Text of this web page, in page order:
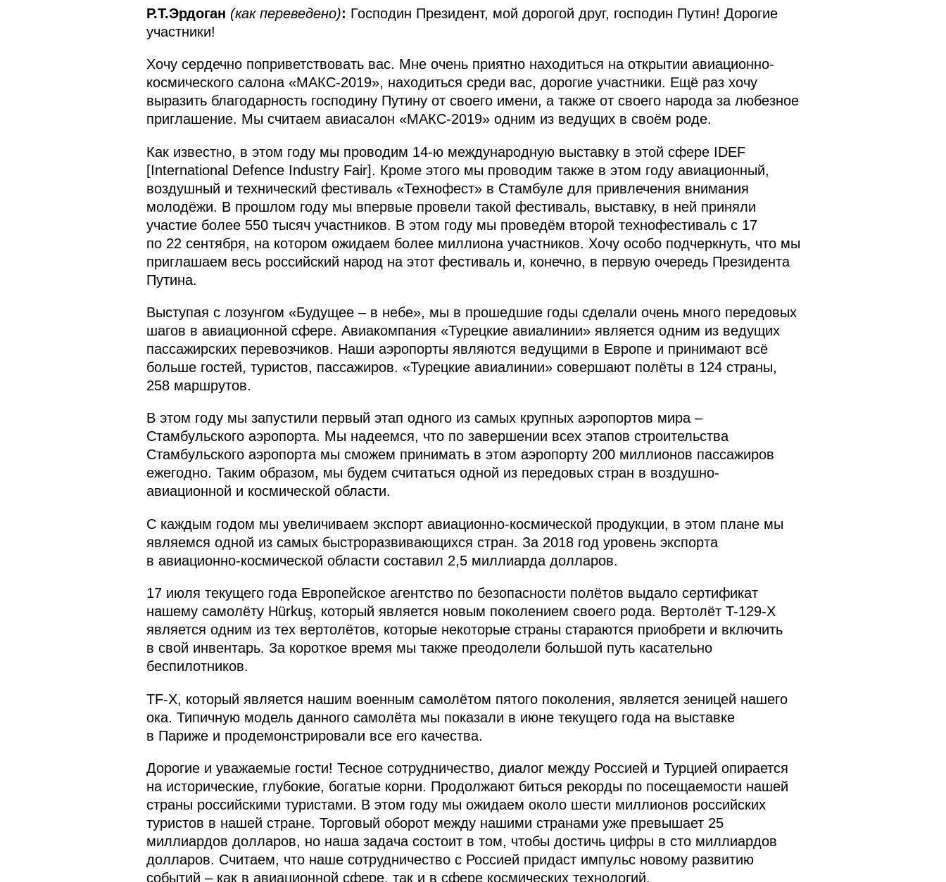
Р.Т.Эрдоган (как переведено): Господин Президент, мой дорогой друг, господин Путин! Дорогие
участники!
Хочу сердечно поприветствовать вас. Мне очень приятно находиться на открытии авиационно-
космического салона «МАКС-2019», находиться среди вас, дорогие участники. Ещё раз хочу
выразить благодарность господину Путину от своего имени, а также от своего народа за любезное
приглашение. Мы считаем авиасалон «МАКС-2019» одним из ведущих в своём роде.
Как известно, в этом году мы проводим 14-ю международную выставку в этой сфере IDEF
[International Defence Industry Fair]. Кроме этого мы проводим также в этом году авиационный,
воздушный и технический фестиваль «Технофест» в Стамбуле для привлечения внимания
молодёжи. В прошлом году мы впервые провели такой фестиваль, выставку, в ней приняли
участие более 550 тысяч участников. В этом году мы проведём второй технофестиваль с 17
по 22 сентября, на котором ожидаем более миллиона участников. Хочу особо подчеркнуть, что мы
приглашаем весь российский народ на этот фестиваль и, конечно, в первую очередь Президента
Путина.
Выступая с лозунгом «Будущее – в небе», мы в прошедшие годы сделали очень много передовых
шагов в авиационной сфере. Авиакомпания «Турецкие авиалинии» является одним из ведущих
пассажирских перевозчиков. Наши аэропорты являются ведущими в Европе и принимают всё
больше гостей, туристов, пассажиров. «Турецкие авиалинии» совершают полёты в 124 страны,
258 маршрутов.
В этом году мы запустили первый этап одного из самых крупных аэропортов мира –
Стамбульского аэропорта. Мы надеемся, что по завершении всех этапов строительства
Стамбульского аэропорта мы сможем принимать в этом аэропорту 200 миллионов пассажиров
ежегодно. Таким образом, мы будем считаться одной из передовых стран в воздушно-
авиационной и космической области.
С каждым годом мы увеличиваем экспорт авиационно-космической продукции, в этом плане мы
являемся одной из самых быстроразвивающихся стран. За 2018 год уровень экспорта
в авиационно-космической области составил 2,5 миллиарда долларов.
17 июля текущего года Европейское агентство по безопасности полётов выдало сертификат
нашему самолёту Hürkuş, который является новым поколением своего рода. Вертолёт T-129-Х
является одним из тех вертолётов, которые некоторые страны стараются приобрети и включить
в свой инвентарь. За короткое время мы также преодолели большой путь касательно
беспилотников.
TF-X, который является нашим военным самолётом пятого поколения, является зеницей нашего
ока. Типичную модель данного самолёта мы показали в июне текущего года на выставке
в Париже и продемонстрировали все его качества.
Дорогие и уважаемые гости! Тесное сотрудничество, диалог между Россией и Турцией опирается
на исторические, глубокие, богатые корни. Продолжают биться рекорды по посещаемости нашей
страны российскими туристами. В этом году мы ожидаем около шести миллионов российских
туристов в нашей стране. Торговый оборот между нашими странами уже превышает 25
миллиардов долларов, но наша задача состоит в том, чтобы достичь цифры в сто миллиардов
долларов. Считаем, что наше сотрудничество с Россией придаст импульс новому развитию
событий – как в авиационной сфере, так и в сфере космических технологий.